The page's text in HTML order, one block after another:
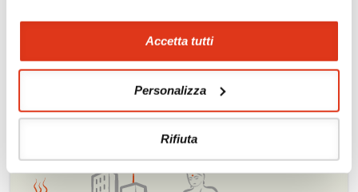
Accetta tutti
Personalizza
Rifiuta
Do you need an advice for your trip?